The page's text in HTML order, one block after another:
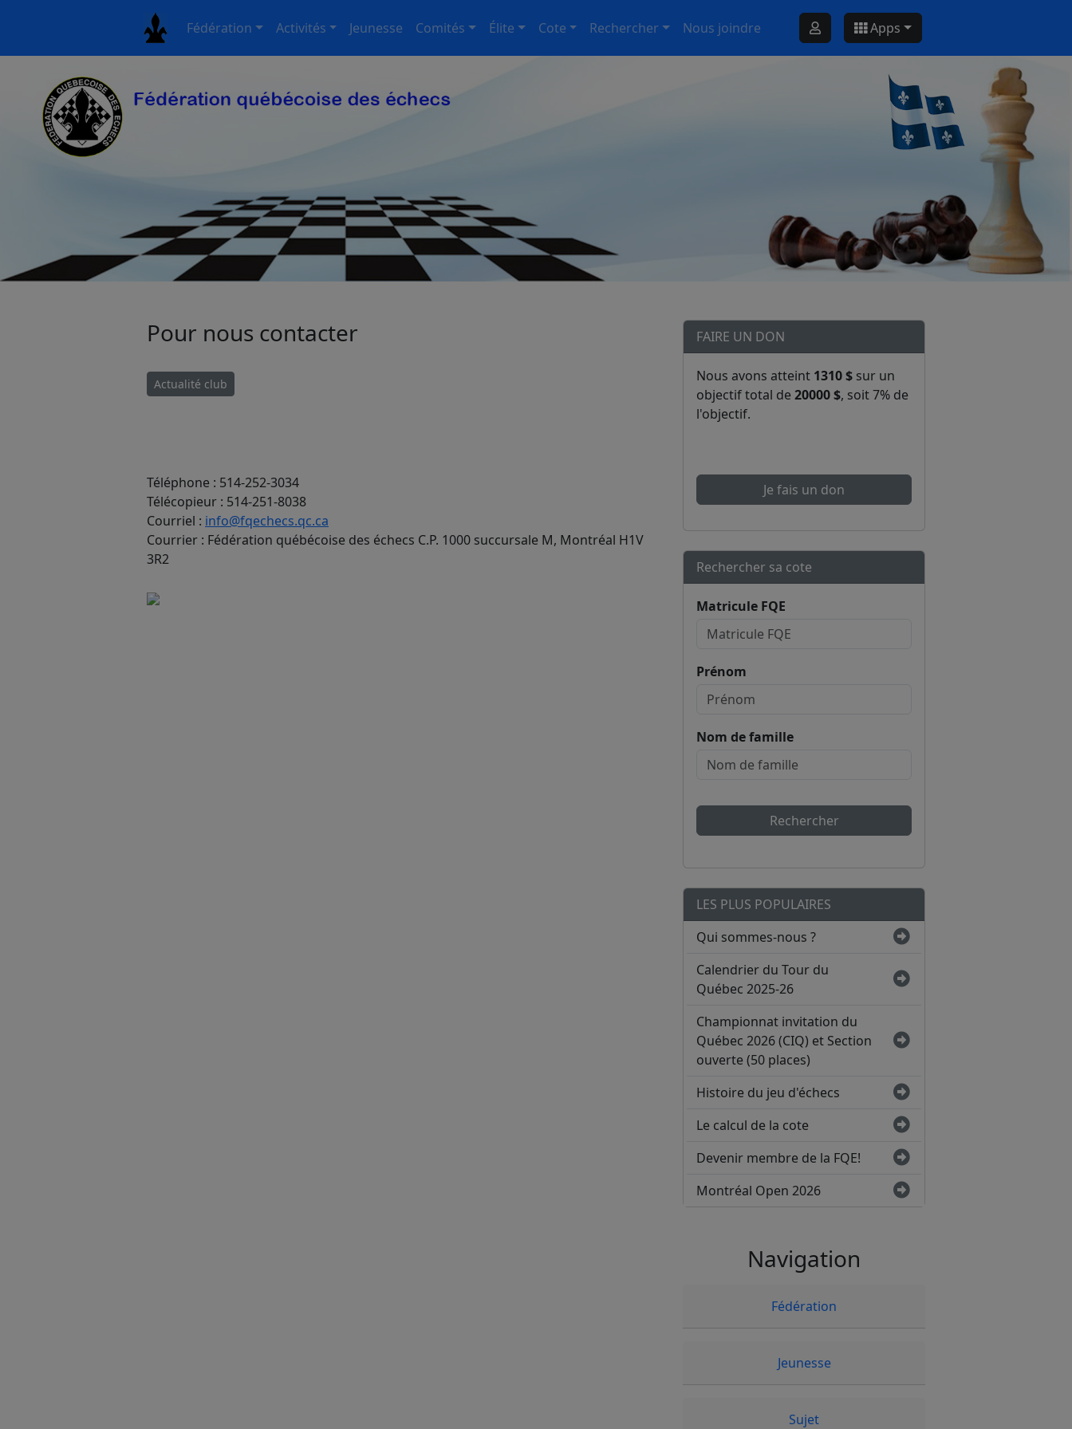
Fédération Activités Jeunesse Comités Élite Cote Rechercher Nous joindre Apps
Pour nous contacter
Actualité club
Téléphone : 514-252-3034
Télécopieur : 514-251-8038
Courriel : info@fqechecs.qc.ca
Courrier : Fédération québécoise des échecs C.P. 1000 succursale M, Montréal H1V
3R2
FAIRE UN DON
Nous avons atteint 1310 $ sur un
objectif total de 20000 $, soit 7% de
l'objectif.
Je fais un don
Rechercher sa cote
Matricule FQE
Prénom
Nom de famille
Rechercher
LES PLUS POPULAIRES
Qui sommes-nous ?
Calendrier du Tour du
Québec 2025-26
Championnat invitation du
Québec 2026 (CIQ) et Section
ouverte (50 places)
Histoire du jeu d'échecs
Le calcul de la cote
Devenir membre de la FQE!
Montréal Open 2026
Navigation
Fédération
Jeunesse
Sujet